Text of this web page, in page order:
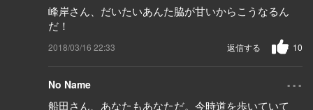
峰岸さん、だいたいあんた脇が甘いからこうなるん
だ！
2018/03/16 22:33 10
返信する
No Name ...
船田さん、あなたもあなただ。今時道を歩いていて